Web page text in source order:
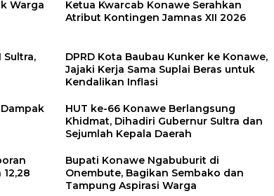
Warga
Ketua Kwarcab Konawe Serahkan
Atribut Kontingen Jamnas XII 2026
Sultra,
DPRD Kota Baubau Kunker ke Konawe,
Jajaki Kerja Sama Suplai Beras untuk
Kendalikan Inflasi
HUT ke-66 Konawe Berlangsung
Khidmat, Dihadiri Gubernur Sultra dan
Sejumlah Kepala Daerah
Bupati Konawe Ngabuburit di
Onembute, Bagikan Sembako dan
Tampung Aspirasi Warga